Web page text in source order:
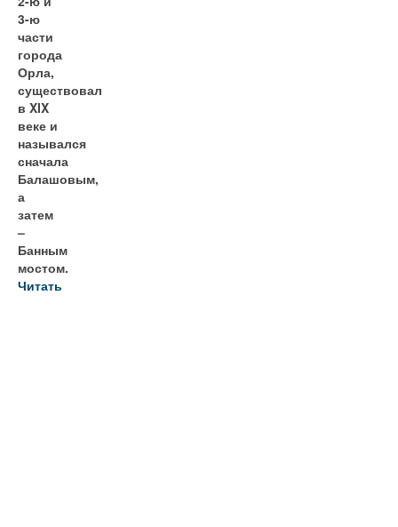
3-ю
части
города
Орла,
существовал
в XIX
веке и
назывался
сначала
Балашовым,
а
затем
–
Банным
мостом.
Читать